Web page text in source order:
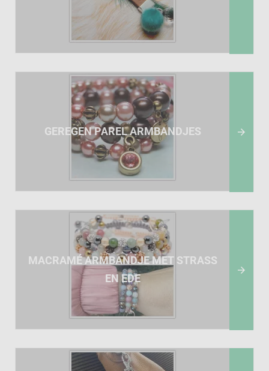
GEREGEN PAREL ARMBANDJES 
MACRAMÉ ARMBANDJE MET STRASS
EN EDE
